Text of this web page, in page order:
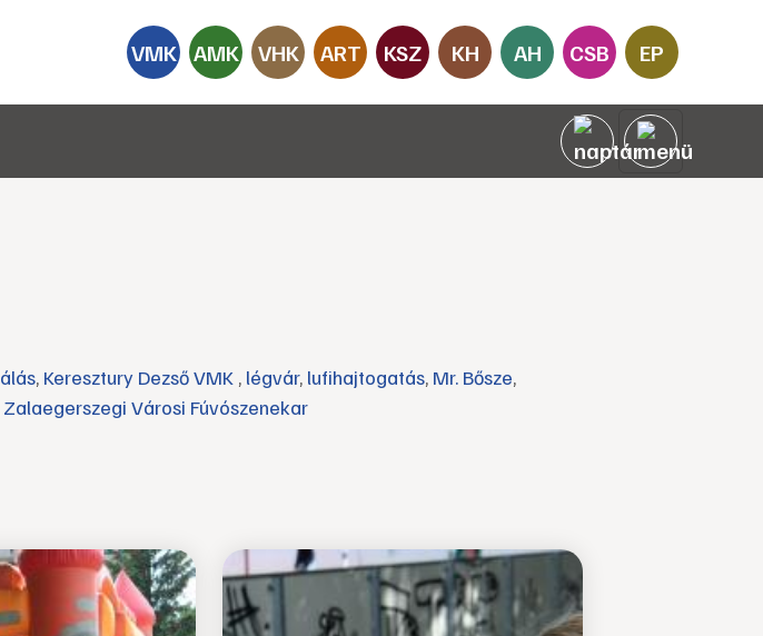
VMK AMK VHK ART KSZ KH AH CSB EP
, Keresztury Dezső VMK , légvár, lufihajtogatás, Mr. Bősze,
Zalaegerszegi Városi Fúvószenekar